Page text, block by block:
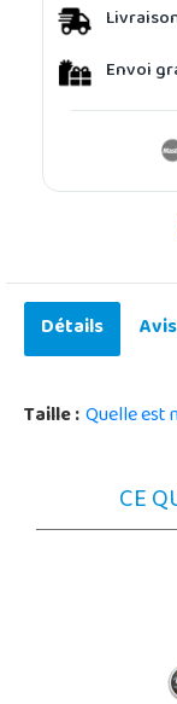
Envoi
Détails Avis
Taille :Quelle est
CE